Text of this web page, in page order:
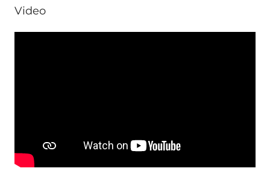
Video